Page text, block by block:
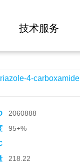
技术服务
4-carboxamide
2060888
95+%
218.22